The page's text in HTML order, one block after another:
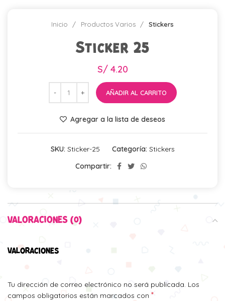
Inicio Productos Varios Stickers
Sticker 25
S/4.20
AÑADIR AL CARRITO
Agregar a la lista de deseos
SKU: Sticker-25 Categoría: Stickers
Compartir:
VALORACIONES (0)
VALORACIONES
Tu dirección de correo electrónico no será publicada. Los
campos obligatorios están marcados con *